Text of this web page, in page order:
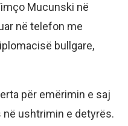
Mucunski në
në telefon me
bullgare,
për emërimin e saj
ushtrimin e detyrës.